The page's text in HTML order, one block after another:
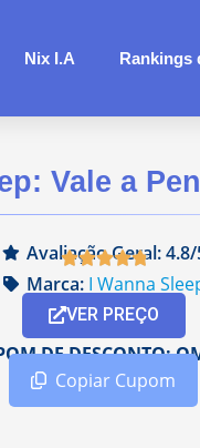
Nix I.A Rankings
Vale a
Avaliação Geral: 4.8/
Marca: I Wanna
VER PREÇO
DE DESCONTO:
Copiar Cupom